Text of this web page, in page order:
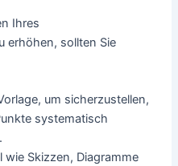
Ihres
erhöhen, sollten Sie
um sicherzustellen,
systematisch
wie Skizzen, Diagramme